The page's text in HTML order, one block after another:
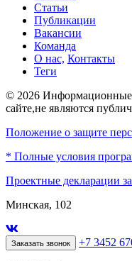
Статьи
Публикации
Вакансии
Команда
О нас, Контакты
Теги
© 2026
сайте,не являются
Положение о защите
* Полные условия
Проектные декларации
Минская, 102
Заказать звонок +7 3452